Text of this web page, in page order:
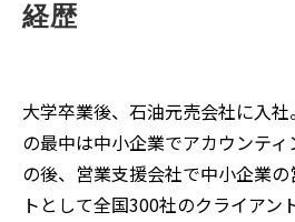
経歴
大学卒業後、石油元売会社に入
の最中は中小企業でアカウンテ
の後、営業支援会社で中小企業
トとして全国300社のクライアン